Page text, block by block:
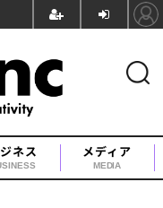
ネス メディア
MEDIA